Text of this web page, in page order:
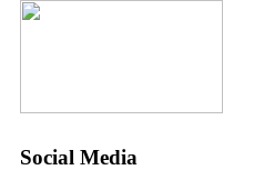
Social Media